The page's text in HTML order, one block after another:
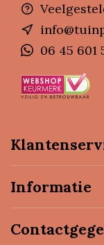
06 45
Informatie